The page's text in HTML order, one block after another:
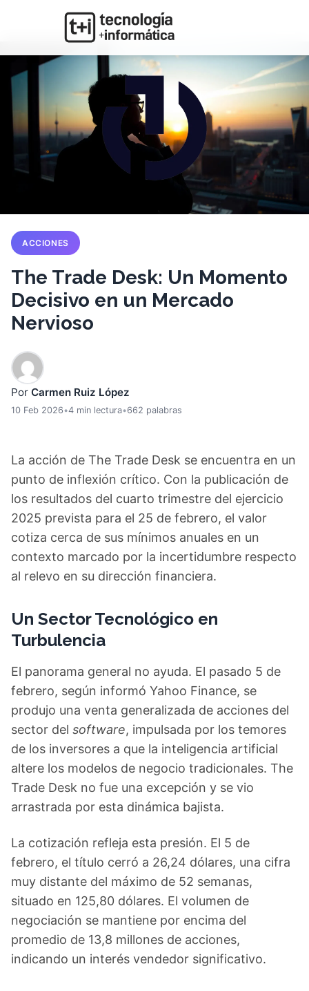
ACCIONES
The Trade Desk: Un Momento
Decisivo en un Mercado
Nervioso
Por Carmen Ruiz López
10 Feb 2026•4 min lectura•662 palabras
La acción de The Trade Desk se encuentra en un
punto de inflexión crítico. Con la publicación de
los resultados del cuarto trimestre del ejercicio
2025 prevista para el 25 de febrero, el valor
cotiza cerca de sus mínimos anuales en un
contexto marcado por la incertidumbre respecto
al relevo en su dirección financiera.
Un Sector Tecnológico en
Turbulencia
El panorama general no ayuda. El pasado 5 de
febrero, según informó Yahoo Finance, se
produjo una venta generalizada de acciones del
sector del software, impulsada por los temores
de los inversores a que la inteligencia artificial
altere los modelos de negocio tradicionales. The
Trade Desk no fue una excepción y se vio
arrastrada por esta dinámica bajista.
La cotización refleja esta presión. El 5 de
febrero, el título cerró a 26,24 dólares, una cifra
muy distante del máximo de 52 semanas,
situado en 125,80 dólares. El volumen de
negociación se mantiene por encima del
promedio de 13,8 millones de acciones,
indicando un interés vendedor significativo.